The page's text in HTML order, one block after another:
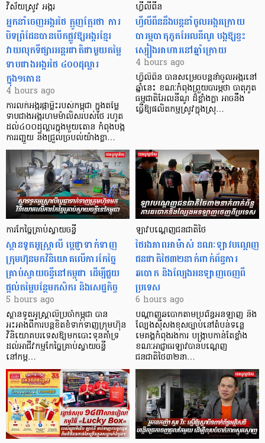
វិស័យស្រូវ អង្ករ
អ្នកនាំចេញអង្ករថៃ ត្អូញត្អែរថា ការ
បិទព្រំដែនបានបើកផ្លូវឱ្យអង្ករខ្មែរ
វាយលុកទីផ្សារអន្តរជាតិជាមួយតម្លៃ
ទាបជាងអង្ករថៃ ៤០០ដុល្លារ
ក្នុង១តោន
4 hours ago
ការលក់អង្ករផ្កាម្លិះរបស់កម្ពុជា ក្នុងតម្លៃ
ទាបជាងអង្ករហមម៉ាលិសរបស់ថៃ រហូត
ដល់៤០០ដុល្លារក្នុងមួយតោន កំពុងបង្ក
ការរញ្ជួយ និងជ្រួលច្របល់យ៉ាងខ្លា…
ហ្វីលីពីន
ហ្វីលីពីននឹងបន្តនាំចូលអង្ករក្រោយ
បារម្ភបាតុភូតអែលនីណូ បង្កឱ្យខ្វះ
ស្បៀងអាហារនៅឆ្នាំក្រោយ
4 hours ago
ហ្វីលីពីន បាន​សម្រេចបន្តនាំចូលអង្ករនៅ
ឆ្នាំនេះ ខណៈកំពុងព្រួយបារម្ភថា បាតុភូត
ធម្មជាតិអែលនីណូ ដ៏ខ្លាំងក្លា​ អាចនឹង
ធ្វើឱ្យផលិតកម្មស្រូវក្នុងស្រុ…
ការកែច្នៃគ្រាប់ស្វាយចន្ទី
ស្ថានទូតអូស្ត្រាលី ប្តេជ្ញាទាក់ទាញ
ក្រុមហ៊ុនមក​វិនិយោគលើការកែច្នៃ
គ្រាប់ស្វាយចន្ទីនៅកម្ពុជា ដើម្បីជួយ
ផ្តល់តម្លៃបន្ថែមកសិករ និងសេដ្ឋកិច្ច
5 hours ago
ស្ថានទូតអូស្ត្រាលីប្រចាំកម្ពុជា បាន
អះអាងពីការបន្តខិតខំទាក់ទាញក្រុមហ៊ុន
វិនិយោគបរទេសឱ្យមកបោះទុនគាំទ្រ
ដល់អាជីវកម្មកែច្នៃគ្រាប់ស្វាយចន្ទី
នៅកម្ព…
ឡាវបណ្តេញជនជាតិថៃ
ថៃរងភាពអាម៉ាស់ ខណៈឡាវបណ្តេញ
ជនជាតិថៃ៣២នាក់ពាក់ព័ន្ធការ
ឆបោក និងល្បែងអនឡាញចេញពី
ប្រទេស
6 hours ago
បណ្តាញឆបោកតាមប្រព័ន្ធអនឡាញ និង
ល្បែងស៊ីសងខុសច្បាប់នៅតំបន់ទន្លេ
មេគង្គកំពុងរងការ បង្ក្រាប​កាន់តែខ្លាំង
ខណៈអាជ្ញាធរឡាវបានបណ្តេញ
ជនជាតិថៃ៣២នា…